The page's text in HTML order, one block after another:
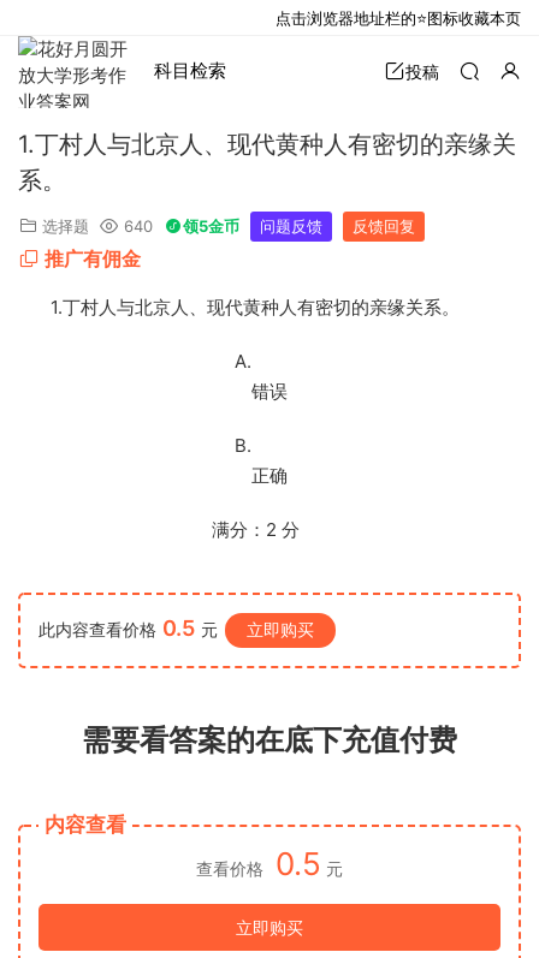
科目检索 投稿
1.丁村人与北京人、现代黄种人有密切的亲缘关
系。
选择题 640 领5金币 问题反馈 反馈回复
推广有佣金
1.丁村人与北京人、现代黄种人有密切的亲缘关系。
A.
错误
B.
正确
满分： 2 分
此内容查看价格 0.5 元 立即购买
需要看答案的在底下充值付费
内容查看
查看价格 0.5 元
立即购买
点击浏览器地址栏的⭐图标收藏本页